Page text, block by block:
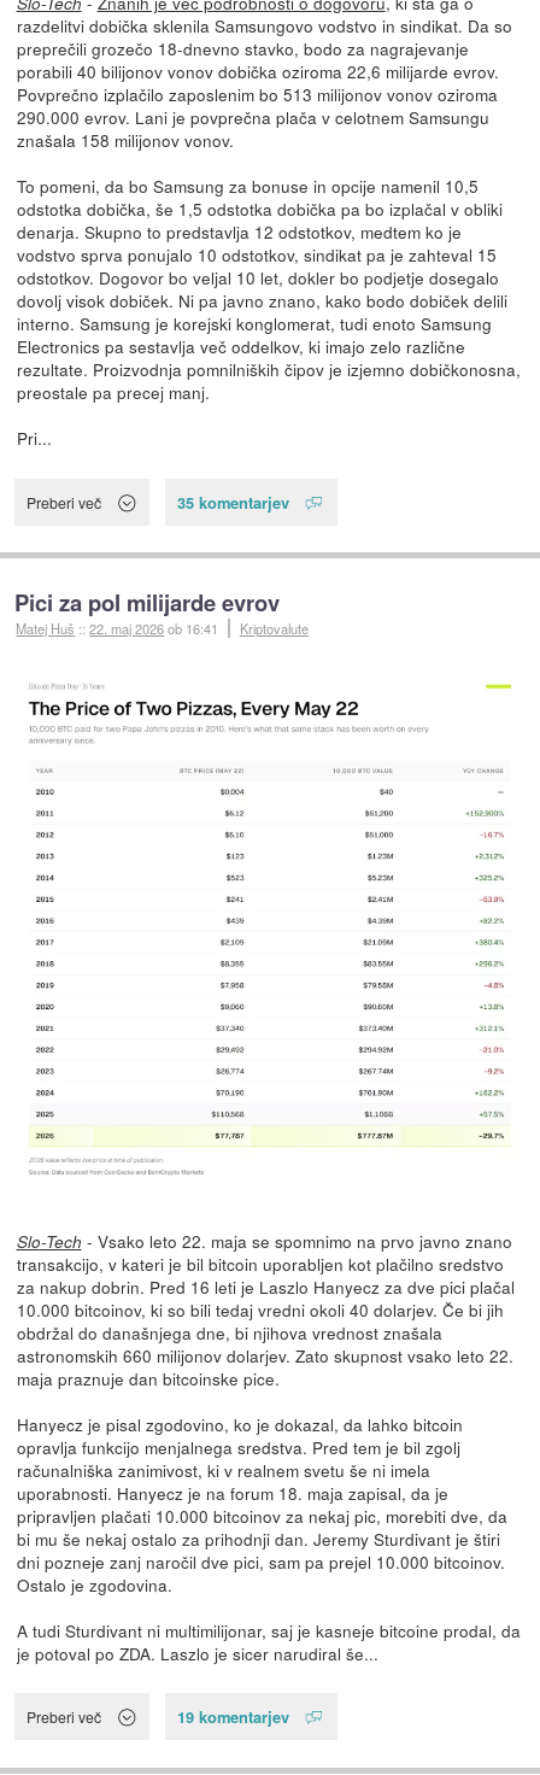
razdelitvi dobička sklenila Samsungovo vodstvo in sindikat. Da so
preprečili grozečo 18-dnevno stavko, bodo za nagrajevanje
porabili 40 bilijonov vonov dobička oziroma 22,6 milijarde evrov.
Povprečno izplačilo zaposlenim bo 513 milijonov vonov oziroma
290.000 evrov. Lani je povprečna plača v celotnem Samsungu
znašala 158 milijonov vonov.
To pomeni, da bo Samsung za bonuse in opcije namenil 10,5
odstotka dobička, še 1,5 odstotka dobička pa bo izplačal v obliki
denarja. Skupno to predstavlja 12 odstotkov, medtem ko je
vodstvo sprva ponujalo 10 odstotkov, sindikat pa je zahteval 15
odstotkov. Dogovor bo veljal 10 let, dokler bo podjetje dosegalo
dovolj visok dobiček. Ni pa javno znano, kako bodo dobiček delili
interno. Samsung je korejski konglomerat, tudi enoto Samsung
Electronics pa sestavlja več oddelkov, ki imajo zelo različne
rezultate. Proizvodnja pomnilniških čipov je izjemno dobičkonosna,
preostale pa precej manj.
Pri...
Preberi več 35 komentarjev
Pici za pol milijarde evrov
Matej Huš ::22. maj 2026ob 16:41 Kriptovalute
Slo-Tech - Vsako leto 22. maja se spomnimo na prvo javno znano
transakcijo, v kateri je bil bitcoin uporabljen kot plačilno sredstvo
za nakup dobrin. Pred 16 leti je Laszlo Hanyecz za dve pici plačal
10.000 bitcoinov, ki so bili tedaj vredni okoli 40 dolarjev. Če bi jih
obdržal do današnjega dne, bi njihova vrednost znašala
astronomskih 660 milijonov dolarjev. Zato skupnost vsako leto 22.
maja praznuje dan bitcoinske pice.
Hanyecz je pisal zgodovino, ko je dokazal, da lahko bitcoin
opravlja funkcijo menjalnega sredstva. Pred tem je bil zgolj
računalniška zanimivost, ki v realnem svetu še ni imela
uporabnosti. Hanyecz je na forum 18. maja zapisal, da je
pripravljen plačati 10.000 bitcoinov za nekaj pic, morebiti dve, da
bi mu še nekaj ostalo za prihodnji dan. Jeremy Sturdivant je štiri
dni pozneje zanj naročil dve pici, sam pa prejel 10.000 bitcoinov.
Ostalo je zgodovina.
A tudi Sturdivant ni multimilijonar, saj je kasneje bitcoine prodal, da
je potoval po ZDA. Laszlo je sicer narudiral še...
Preberi več 19 komentarjev